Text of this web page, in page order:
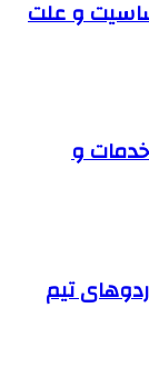
و علت
و
تیم